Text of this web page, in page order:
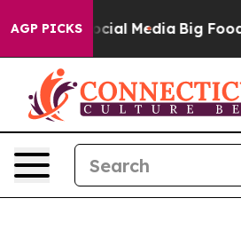
AGP PICKS
on Social Media Big Food vs.